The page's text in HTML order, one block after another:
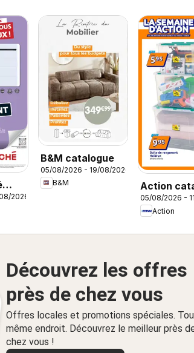
2026
B&M catalogue
05/08/2026 - 19/08/2026
B&M
Action
05/08/2026 -
Action
Découvrez les offres
près de chez vous
Offres locales et promotions spéciales.
même endroit. Découvrez le meilleur près
chez vous !